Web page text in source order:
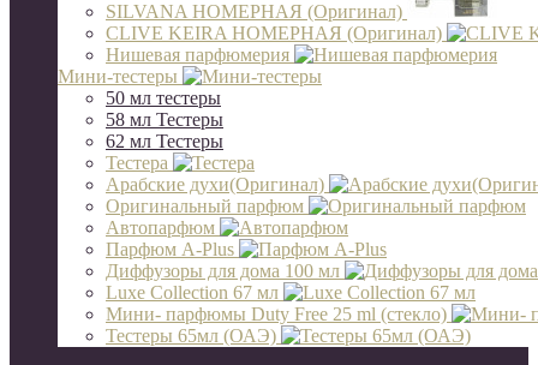
SILVANA НОМЕРНАЯ (Оригинал)
CLIVE KEIRA НОМЕРНАЯ (Оригинал)
Нишевая парфюмерия
Мини-тестеры
50 мл тестеры
58 мл Тестеры
62 мл Тестеры
Тестера
Арабские духи(Оригинал)
Оригинальный парфюм
Автопарфюм
Парфюм A-Plus
Диффузоры для дома 100 мл
Luxe Collection 67 мл
Мини- парфюмы Duty Free 25 ml (стекло)
Тестеры 65мл (ОАЭ)